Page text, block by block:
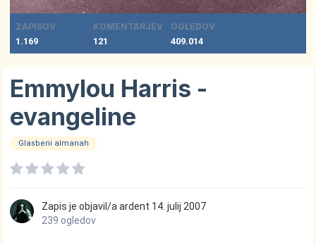
ZAPISOV
1.169
KOMENTARJEV
121
OGLEDOV
409.014
Emmylou Harris -
evangeline
Glasbeni almanah
Zapis je objavil/aardent 14. julij 2007
239 ogledov